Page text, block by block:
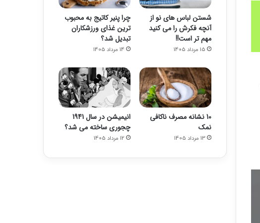
شستن لباس های نو از
آنچه فکرش را می کنید
مهم تر است!!
15 مرداد 1405
چرا پنیر کاتیج به محبوب
ترین غذای ورزشکاران
تبدیل شد؟
14 مرداد 1405
10 نشانه مصرف ناکافی
نمک
13 مرداد 1405
انیمیشن در سال 1941
چجوری ساخته می شد؟
12 مرداد 1405